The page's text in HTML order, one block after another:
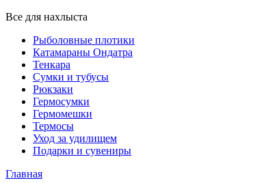
Все для нахлыста
Рыболовные плотики
Катамараны Ондатра
Тенкара
Сумки и тубусы
Рюкзаки
Гермосумки
Гермомешки
Термосы
Уход за удилищем
Подарки и сувениры
Главная